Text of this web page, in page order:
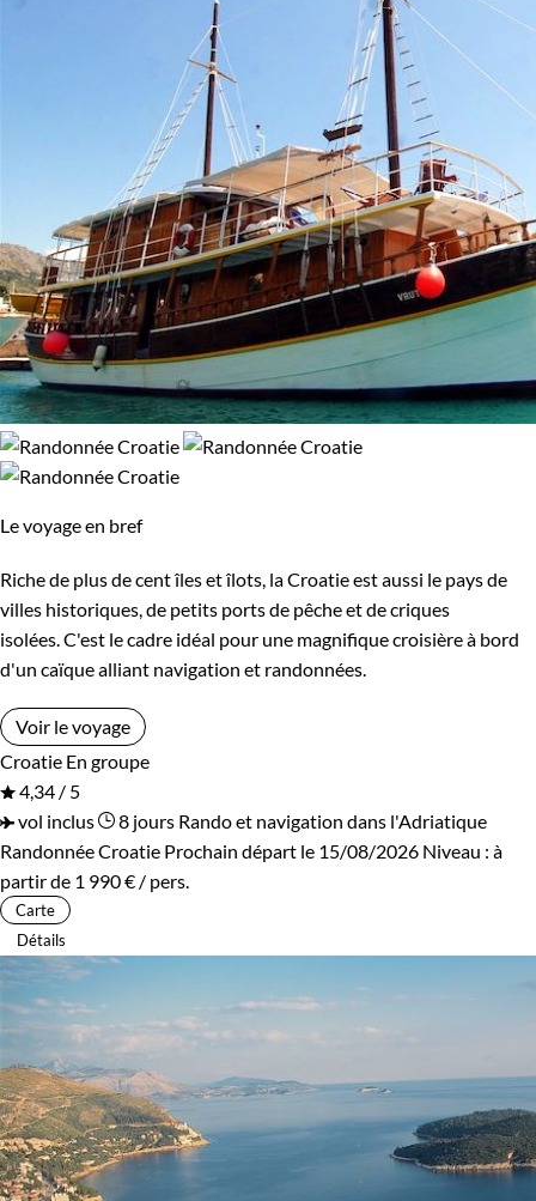
Vélo
De 750 à 1 250 € De 1 250 à 2 000 €
Itinérance
Itinérant Semi-itinérant
Le voyage en bref
Riche de plus de cent îles et îlots, la Croatie est aussi le pays de
villes historiques, de petits ports de pêche et de criques
isolées. C'est le cadre idéal pour une magnifique croisière à bord
d'un caïque alliant navigation et randonnées.
Voir le voyage
Croatie En groupe
4,34 / 5
vol inclus
8 jours Rando et navigation dans l'Adriatique
Randonnée Croatie Prochain départ le 15/08/2026 Niveau : à
partir de 1 990 € / pers.
Carte
Détails